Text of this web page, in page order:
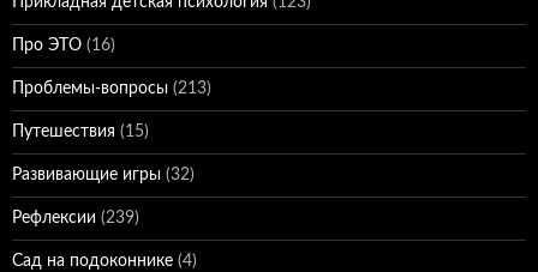
Про ЭТО (16)
Проблемы-вопросы (213)
Путешествия (15)
Развивающие игры (32)
Рефлексии (239)
Сад на подоконнике (4)